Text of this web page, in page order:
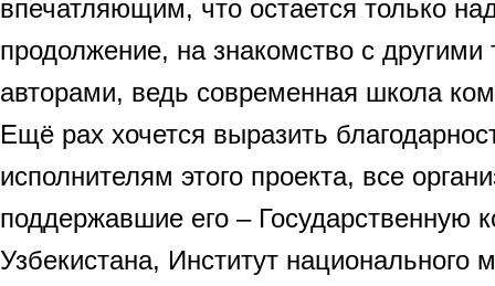
впечатляющим, что остается только
продолжение, на знакомство с
авторами, ведь современная школа
Ещё рах хочется выразить
исполнителям этого проекта, все
поддержавшие его – Государственную
Узбекистана, Институт национального